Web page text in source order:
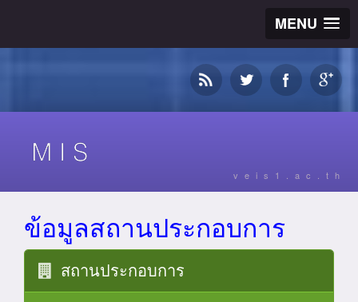
MENU
veis1.ac.th
ข้อมูลสถานประกอบการ
สถานประกอบการ